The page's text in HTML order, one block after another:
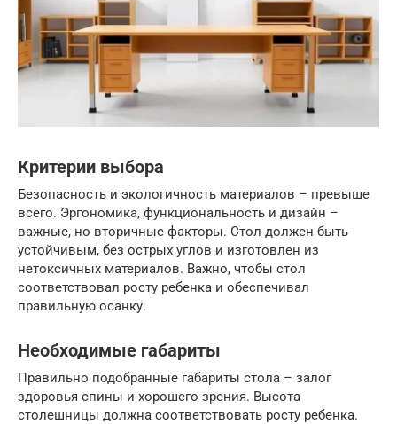
Критерии выбора
Безопасность и экологичность материалов – превыше
всего. Эргономика, функциональность и дизайн –
важные, но вторичные факторы. Стол должен быть
устойчивым, без острых углов и изготовлен из
нетоксичных материалов. Важно, чтобы стол
соответствовал росту ребенка и обеспечивал
правильную осанку.
Необходимые габариты
Правильно подобранные габариты стола – залог
здоровья спины и хорошего зрения. Высота
столешницы должна соответствовать росту ребенка.